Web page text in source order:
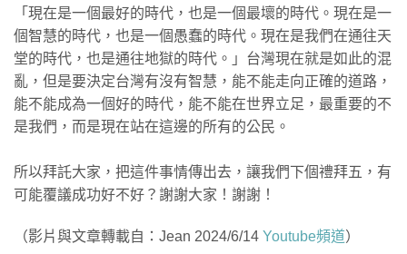
「現在是一個最好的時代，也是一個最壞的時代。現在是一
個智慧的時代，也是一個愚蠢的時代。現在是我們在通往天
堂的時代，也是通往地獄的時代。」台灣現在就是如此的混
亂，但是要決定台灣有沒有智慧，能不能走向正確的道路，
能不能成為一個好的時代，能不能在世界立足，最重要的不
是我們，而是現在站在這邊的所有的公民。
所以拜託大家，把這件事情傳出去，讓我們下個禮拜五，有
可能覆議成功好不好？謝謝大家！謝謝！
（影片與文章轉載自：Jean 2024/6/14 Youtube頻道）